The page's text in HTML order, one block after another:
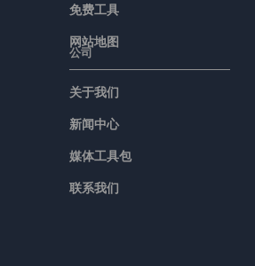
免费工具
网站地图
公司
关于我们
新闻中心
媒体工具包
联系我们